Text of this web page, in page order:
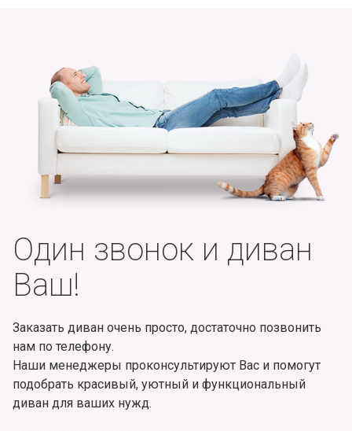
Один звонок и диван
Ваш!
Заказать диван очень просто, достаточно позвонить
нам по телефону.
Наши менеджеры проконсультируют Вас и помогут
подобрать красивый, уютный и функциональный
диван для ваших нужд.